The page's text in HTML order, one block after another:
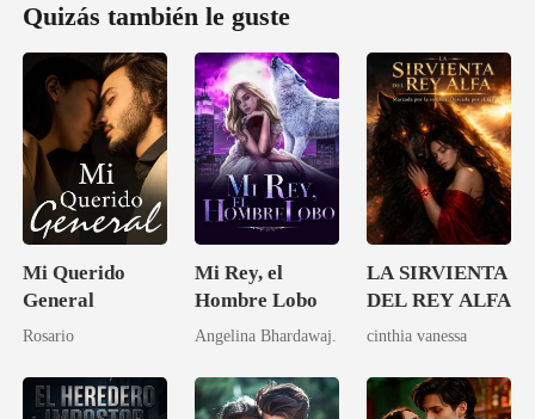
Quizás también le guste
Mi Querido
General
Rosario
Mi Rey, el
Hombre Lobo
Angelina Bhardawaj.
LA SIRVIENTA
DEL REY ALFA
cinthia vanessa